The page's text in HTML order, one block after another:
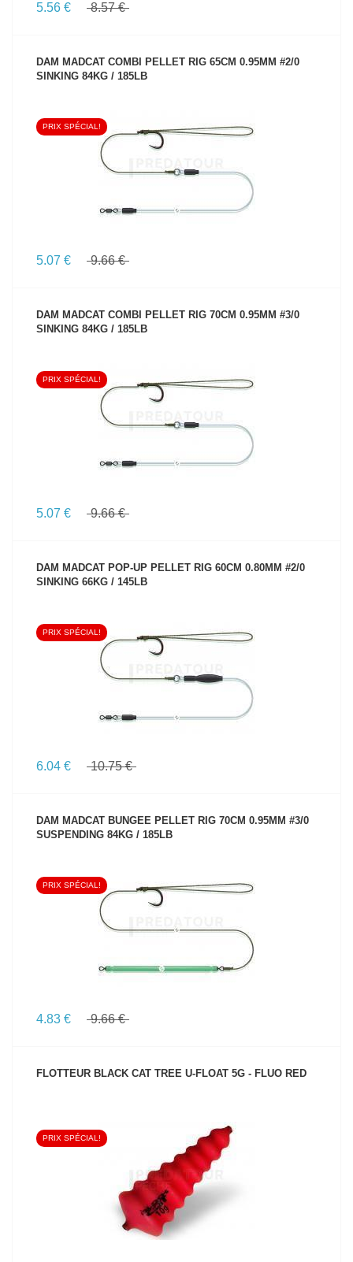
5.56 € 8.57 €
DAM MADCAT COMBI PELLET RIG 65CM 0.95MM #2/0
SINKING 84KG / 185LB
VOIR LE PRODUIT
PRIX SPÉCIAL!
5.07 € 9.66 €
DAM MADCAT COMBI PELLET RIG 70CM 0.95MM #3/0
SINKING 84KG / 185LB
VOIR LE PRODUIT
PRIX SPÉCIAL!
5.07 € 9.66 €
DAM MADCAT POP-UP PELLET RIG 60CM 0.80MM #2/0
SINKING 66KG / 145LB
VOIR LE PRODUIT
PRIX SPÉCIAL!
6.04 € 10.75 €
DAM MADCAT BUNGEE PELLET RIG 70CM 0.95MM #3/0
SUSPENDING 84KG / 185LB
VOIR LE PRODUIT
PRIX SPÉCIAL!
4.83 € 9.66 €
FLOTTEUR BLACK CAT TREE U-FLOAT 5G - FLUO RED
VOIR LE PRODUIT
PRIX SPÉCIAL!